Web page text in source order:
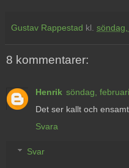
Gustav Rappestad kl.
8 kommentarer:
Henrik söndag,
Det ser kallt och
Svara
Svar